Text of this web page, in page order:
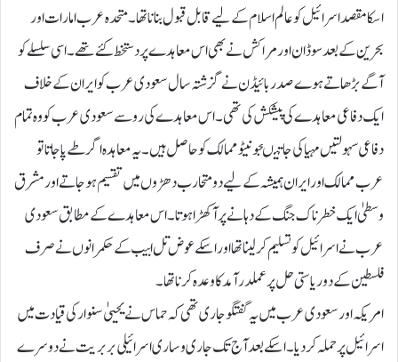
اسکا مقصد اسرائیل کو عالم اسلام کے لیے قابل قبول بنانا تھا۔ متحدہ عرب امارات اور
بحرین کے بعد سوڈا ن اور مراکش نے بھی اس معاہدے پر دستخط کئے تھے۔ اسی سلسلے کو
آگے بڑھاتے ہوے صدر بائیڈن نے گزشتہ سال سعودی عرب کو ایران کے خلاف
ایک دفاعی معاہدے کی پیشکش کی تھی۔ اس معاہدے کی رو سے سعودی عرب کو وہ تمام
دفاعی سہولتیں مہیا کی جاتیںجو نیٹو ممالک کو حاصل ہیں۔ یہ معاہدہ اگر طے پا جاتا تو
عرب ممالک اور ایران ہمیشہ کے لیے دو متحارب دھڑوں میں تقسیم ہو جاتے اور مشرق
وسطیٰ ایک خطرناک جنگ کے دہانے پر آ کھڑا ہوتا۔ اس معاہدے کے مطابق سعودی
عرب نے اسرائیل کو تسلیم کر لینا تھا اور اسکے عوض تل ابیب کے حکمرانوں نے صرف
فلسطین کے دو ریاستی حل پر عملدر آمد کا وعدہ کرنا تھا۔
امریکہ اور سعودی عرب میں یہ گفتگو جاری تھی کہ حماس نے یحییٰ سنوار کی قیادت میں
اسرائیل پر حملہ کردیا۔ اسکے بعد آج تک جاری و ساری اسرائیلی بربریت نے دوسرے